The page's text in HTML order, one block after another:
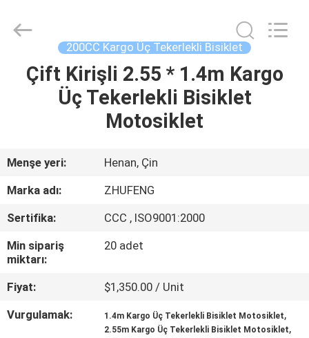
HAKKIMIZDA
FABRIKA
TURU
KALITE
KONTROL
Tricycle
Motorcycle
Reserved.
200CC Kargo Üç Tekerlekli Bisiklet
Çift Kirişli 2.55 * 1.4m Kargo
Üç Tekerlekli Bisiklet
Motosiklet
Menşe yeri:
Henan, Çin
Marka adı:
ZHUFENG
Sertifika:
CCC , ISO9001:2000
Min sipariş
miktarı:
20 adet
Fiyat:
$1,350.00 / Unit
Vurgulamak:
1.4m Kargo Üç Tekerlekli Bisiklet Motosiklet,
2.55m Kargo Üç Tekerlekli Bisiklet Motosiklet,